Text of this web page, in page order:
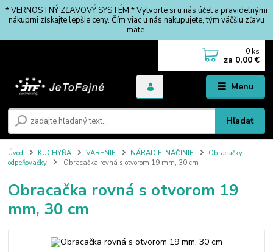
* VERNOSTNÝ ZĽAVOVÝ SYSTÉM * Vytvorte si u nás účet a pravidelnými
nákupmi získajte lepšie ceny. Čím viac u nás nakupujete, tým väčšiu zľavu
máte.
Menu
Hľadať
0 ks
za 0,00 €
Úvod KUCHYŇA VARENIE NÁRADIE-NÁČINIE
Obracačky,
odpeňovačky
Obracačka rovná s otvorom 19 mm, 30 cm
Obracačka rovná s otvorom 19
mm, 30 cm